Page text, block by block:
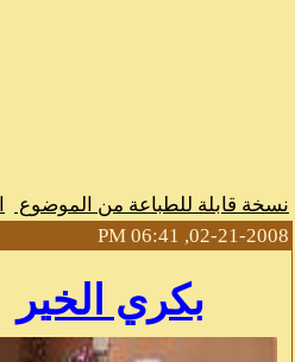
نسخة قابلة للطباعة من الموضوع
02-21-2008, 06:41 PM
بكري الخير